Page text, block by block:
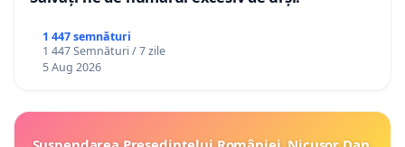
1 447 semnături
1 447 Semnături / 7 zile
5 Aug 2026